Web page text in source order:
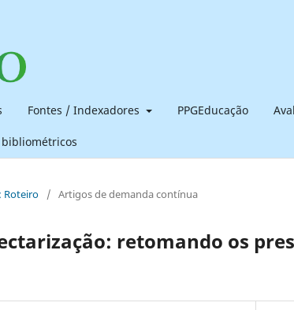
Fontes / Indexadores PPGEducação
Roteiro / Artigos de demanda contínua
retomando os